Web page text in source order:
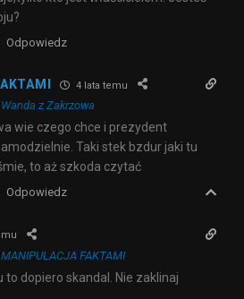
Odpowiedz
4 lata temu
Wanda z Zakrzowa
wie czego chce i prezydent
Taki stek bzdur jaki tu
to aż szkoda czytać
Odpowiedz
MANIPULACJA FAKTAMI
to dopiero skandal. Nie zaklinaj